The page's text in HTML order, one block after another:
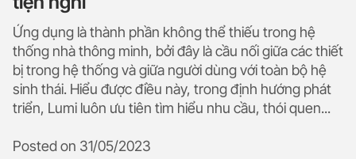
Ứng dụng là thành phần không thể thiếu trong hệ
thống nhà thông minh, bởi đây là cầu nối giữa các thiết
bị trong hệ thống và giữa người dùng với toàn bộ hệ
sinh thái. Hiểu được điều này, trong định hướng phát
triển, Lumi luôn ưu tiên tìm hiểu nhu cầu, thói quen...
Posted on 31/05/2023